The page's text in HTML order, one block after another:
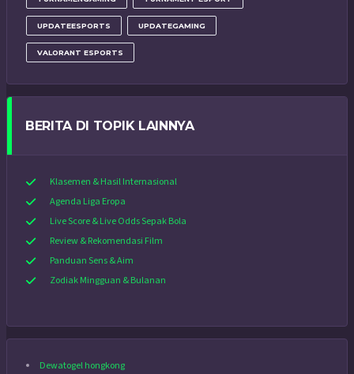
UPDATEESPORTS UPDATEGAMING
VALORANT ESPORTS
BERITA DI TOPIK LAINNYA
Klasemen & Hasil Internasional
Agenda Liga Eropa
Live Score & Live Odds Sepak Bola
Review & Rekomendasi Film
Panduan Sens & Aim
Zodiak Mingguan & Bulanan
Dewatogel hongkong